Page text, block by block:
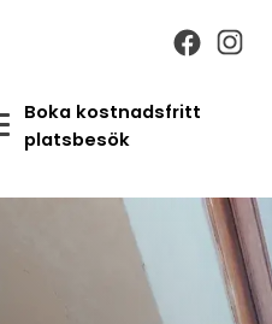
Boka kostnadsfritt
platsbesök